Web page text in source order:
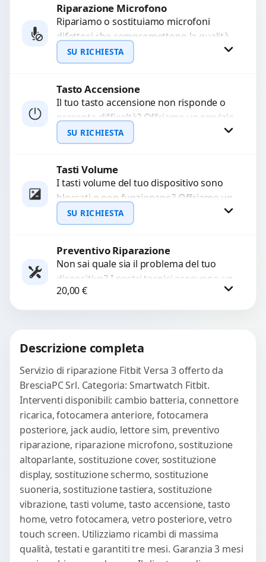
Richiedi Preventivo
WhatsApp
Riparazione Microfono
Ripariamo o sostituiamo microfoni
difettosi che compromettono la qualità
audio delle registrazioni o delle
chiamate. Diagnosi accurata e ricambi
SU RICHIESTA
Richiedi Preventivo
WhatsApp
Tasto Accensione
Il tuo tasto accensione non risponde o
presenta difficoltà? Offriamo un servizio
professionale di riparazione o
sostituzione utilizzando componenti di...
SU RICHIESTA
Richiedi Preventivo
WhatsApp
Tasti Volume
I tasti volume del tuo dispositivo sono
bloccati o non funzionano? Offriamo un
servizio di riparazione o sostituzione
con ricambi...
SU RICHIESTA
Richiedi Preventivo
WhatsApp
Preventivo Riparazione
Non sai quale sia il problema del tuo
dispositivo? I nostri tecnici eseguono un
check-up completo con strumenti
avanzati per...
20,00€
Descrizione completa
Servizio di riparazione Fitbit Versa 3 offerto da
BresciaPC Srl. Categoria: Smartwatch Fitbit.
Interventi disponibili: cambio batteria, connettore
ricarica, fotocamera anteriore, fotocamera
posteriore, jack audio, lettore sim, preventivo
riparazione, riparazione microfono, sostituzione
altoparlante, sostituzione cover, sostituzione
display, sostituzione schermo, sostituzione
suoneria, sostituzione tastiera, sostituzione
vibrazione, tasti volume, tasto accensione, tasto
home, vetro fotocamera, vetro posteriore, vetro
touch screen. Utilizziamo ricambi di massima
qualità, testati e garantiti tre mesi. Garanzia 3 mesi